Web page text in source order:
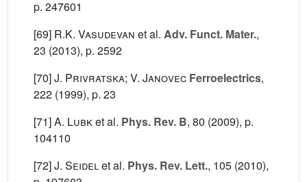
p. 247601
[69] R.K. Vasudevan et al. Adv. Funct. Mater.,
23 (2013), p. 2592
[70]J. Privratska; V. Janovec Ferroelectrics,
222 (1999), p. 23
[71]A. Lubket al. Phys. Rev. B, 80 (2009), p.
104110
[72]J. Seidelet al. Phys. Rev. Lett., 105 (2010),